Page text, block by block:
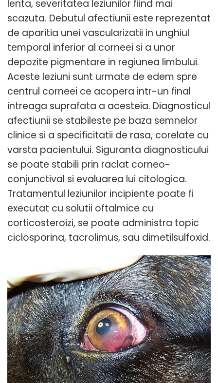
lenta, severitatea leziunilor fiind mai
scazuta. Debutul afectiunii este reprezentat
de aparitia unei vascularizatii in unghiul
temporal inferior al corneei si a unor
depozite pigmentare in regiunea limbului.
Aceste leziuni sunt urmate de edem spre
centrul corneei ce acopera intr-un final
intreaga suprafata a acesteia. Diagnosticul
afectiunii se stabileste pe baza semnelor
clinice si a specificitatii de rasa, corelate cu
varsta pacientului. Siguranta diagnosticului
se poate stabili prin raclat corneo-
conjunctival si evaluarea lui citologica.
Tratamentul leziunilor incipiente poate fi
executat cu solutii oftalmice cu
corticosteroizi, se poate administra topic
ciclosporina, tacrolimus, sau dimetilsulfoxid.